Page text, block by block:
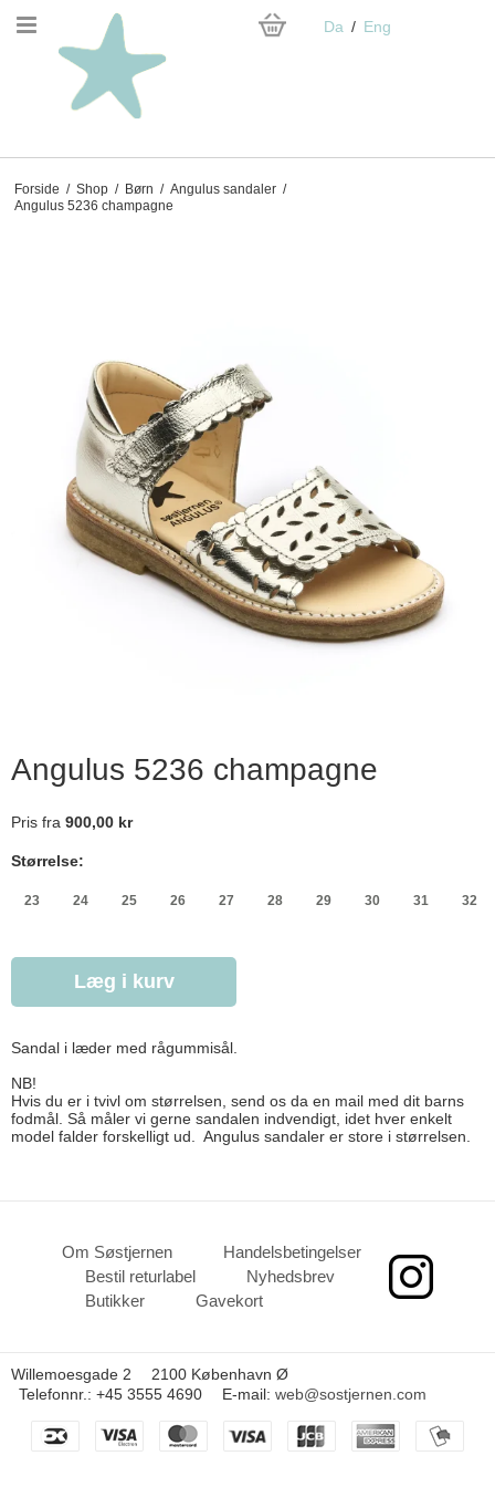
Da Eng
Forside / Shop / Børn / Angulus sandaler /
Angulus 5236 champagne
Angulus 5236 champagne
Pris fra 900,00 kr
Størrelse:
23 24 25 26 27 28 29 30 31 32
Læg i kurv
Sandal i læder med rågummisål.
NB!
Hvis du er i tvivl om størrelsen, send os da en mail med dit barns
fodmål. Så måler vi gerne sandalen indvendigt, idet hver enkelt
model falder forskelligt ud. Angulus sandaler er store i størrelsen.
Om Søstjernen
Handelsbetingelser
Bestil returlabel
Nyhedsbrev
Butikker
Gavekort
Willemoesgade 2
2100 København Ø
Telefonnr. : +45 3555 4690 E-mail: web@sostjernen.com